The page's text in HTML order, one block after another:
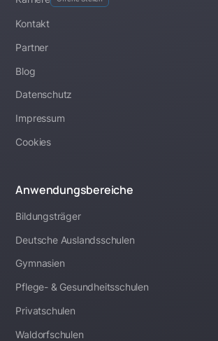
Kontakt
Partner
Blog
Datenschutz
Impressum
Cookies
Anwendungsbereiche
Bildungsträger
Deutsche Auslandsschulen
Gymnasien
Pflege- & Gesundheitsschulen
Privatschulen
Waldorfschulen